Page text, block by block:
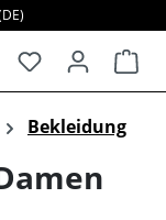
Bekleidung